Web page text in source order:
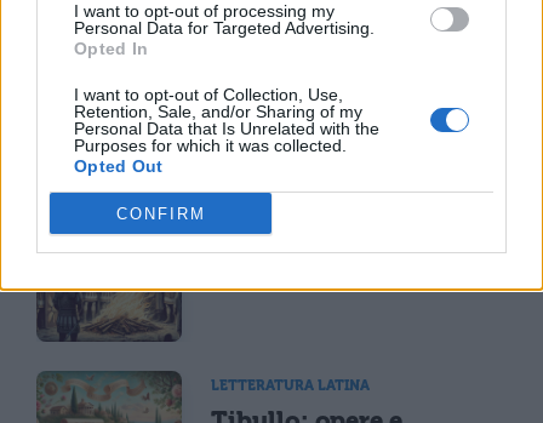
I want to opt-out of processing my
Personal Data for Targeted Advertising.
Opted In
I want to opt-out of Collection, Use,
Retention, Sale, and/or Sharing of my
Personal Data that Is Unrelated with the
Purposes for which it was collected.
Opted Out
CONFIRM
LETTERATURA LATINA
libro dell'Eneide
Riassunto e Analisi
LETTERATURA LATINA